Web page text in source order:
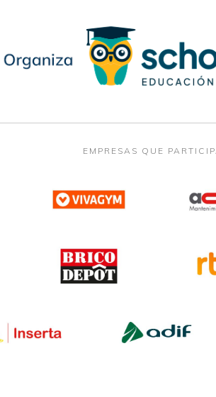
EMPRESAS QUE